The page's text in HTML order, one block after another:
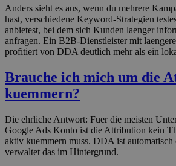
Anders sieht es aus, wenn du mehrere
hast, verschiedene Keyword-Strategien
anbietest, bei dem sich Kunden laenger
anfragen. Ein B2B-Dienstleister mit
profitiert von DDA deutlich mehr als ein
Brauche ich mich um die
kuemmern?
Die ehrliche Antwort: Fuer die meisten
Google Ads Konto ist die Attribution kein
aktiv kuemmern muss. DDA ist
verwaltet das im Hintergrund.